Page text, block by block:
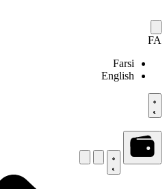
FA
Farsi
English